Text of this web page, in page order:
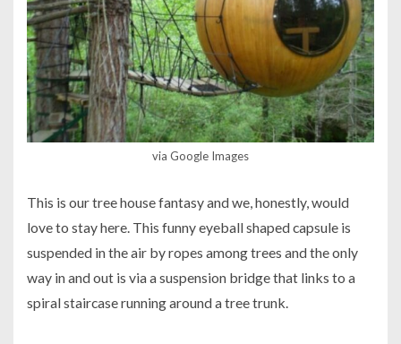
via Google Images
This is our tree house fantasy and we, honestly, would
love to stay here. This funny eyeball shaped capsule is
suspended in the air by ropes among trees and the only
way in and out is via a suspension bridge that links to a
spiral staircase running around a tree trunk.